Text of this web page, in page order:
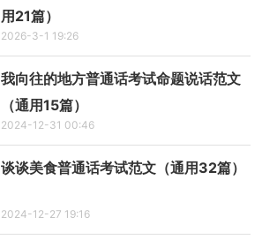
用21篇）
2026-3-1 19:26
我向往的地方普通话考试命题说话范文
（通用15篇）
2024-12-31 00:46
谈谈美食普通话考试范文（通用32篇）
2024-12-27 19:16